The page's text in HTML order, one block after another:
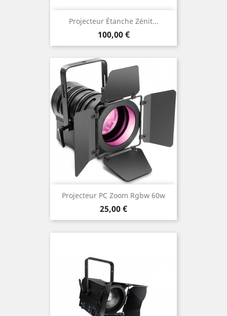
Projecteur Étanche Zénit...
Prix
100,00 €
Projecteur PC Zoom Rgbw 60w
Prix
25,00 €